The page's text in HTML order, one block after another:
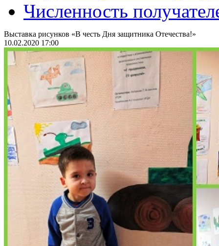
Численность
Выставка рисунков «В честь Дня защитника Отечества!»
10.02.2020 17:00